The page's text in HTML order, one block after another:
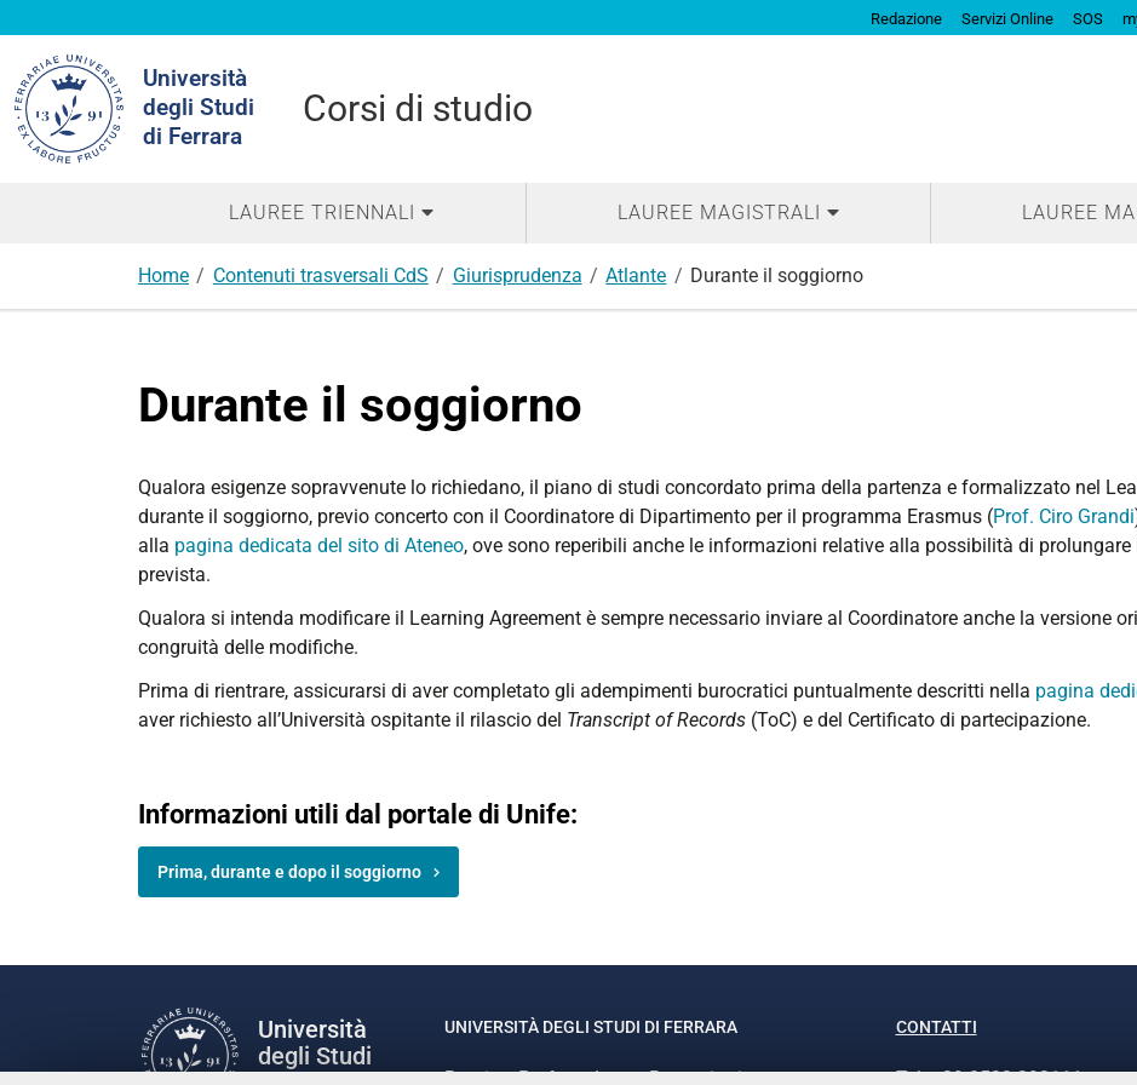
Redazione Servizi Online SOS
Università
degli Studi
di Ferrara
Corsi di studio
nel
sito
LAUREE TRIENNALI LAUREE MAGISTRALI LAUREE
Home Contenuti trasversali CdS Giurisprudenza Atlante Durante il soggiorno
Durante il soggiorno
Qualora esigenze sopravvenute lo richiedano, il piano di studi concordato prima della partenza e formalizzato nel
durante il soggiorno, previo concerto con il Coordinatore di Dipartimento per il programma Erasmus (Prof. Ciro Grandi
alla pagina dedicata del sito di Ateneo, ove sono reperibili anche le informazioni relative alla possibilità di
prevista.
Qualora si intenda modificare il Learning Agreement è sempre necessario inviare al Coordinatore anche la versione
congruità delle modifiche.
Prima di rientrare, assicurarsi di aver completato gli adempimenti burocratici puntualmente descritti nella pagina
aver richiesto all’Università ospitante il rilascio del Transcript of Records (ToC) e del Certificato di partecipazione.
Informazioni utili dal portale di Unife:
Prima, durante e dopo il soggiorno
Università
degli Studi
UNIVERSITÀ DEGLI STUDI DI FERRARA
Rettrice: Prof.ssa Laura Ramaciotti
CONTATTI
Tel. +39 0532 293111